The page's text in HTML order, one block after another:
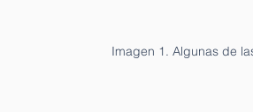
Imagen 1. Algunas de